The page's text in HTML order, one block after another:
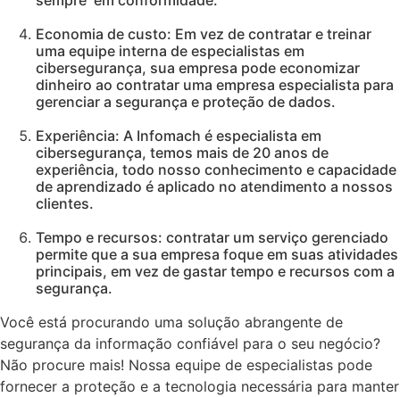
Economia de custo: Em vez de contratar e treinar
uma equipe interna de especialistas em
cibersegurança, sua empresa pode economizar
dinheiro ao contratar uma empresa especialista para
gerenciar a segurança e proteção de dados.
Experiência: A Infomach é especialista em
cibersegurança, temos mais de 20 anos de
experiência, todo nosso conhecimento e capacidade
de aprendizado é aplicado no atendimento a nossos
clientes.
Tempo e recursos: contratar um serviço gerenciado
permite que a sua empresa foque em suas atividades
principais, em vez de gastar tempo e recursos com a
segurança.
Você está procurando uma solução abrangente de
segurança da informação confiável para o seu negócio?
Não procure mais! Nossa equipe de especialistas pode
fornecer a proteção e a tecnologia necessária para manter